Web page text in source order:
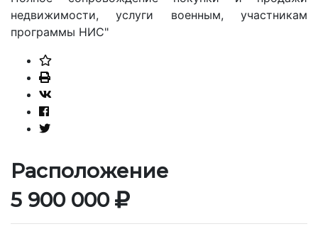
недвижимости, услуги военным, участникам
программы НИС"
Расположение
5 900 000